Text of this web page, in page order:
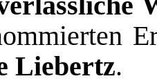
Liebertz.